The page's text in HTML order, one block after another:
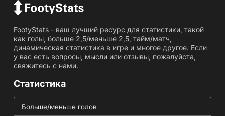
FootyStats - ваш лучший ресурс для статистики, такой
как голы, больше 2,5/меньше 2,5, тайм/матч,
динамическая статистика в игре и многое другое. Если
у вас есть вопросы, мысли или отзывы, пожалуйста,
свяжитесь с нами.
Статистика
Больше/меньше голов